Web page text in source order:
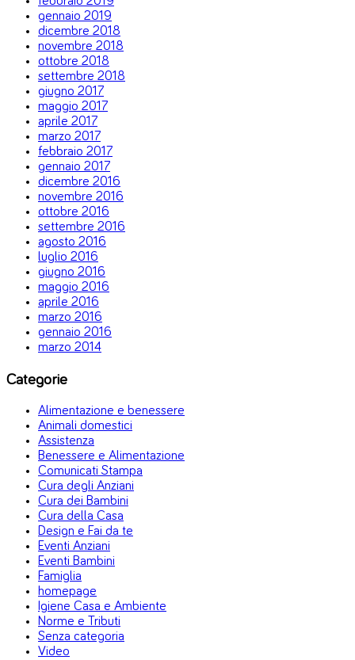
gennaio 2019
dicembre 2018
novembre 2018
ottobre 2018
settembre 2018
giugno 2017
maggio 2017
aprile 2017
marzo 2017
febbraio 2017
gennaio 2017
dicembre 2016
novembre 2016
ottobre 2016
settembre 2016
agosto 2016
luglio 2016
giugno 2016
maggio 2016
aprile 2016
marzo 2016
gennaio 2016
marzo 2014
Categorie
Alimentazione e benessere
Animali domestici
Assistenza
Benessere e Alimentazione
Comunicati Stampa
Cura degli Anziani
Cura dei Bambini
Cura della Casa
Design e Fai da te
Eventi Anziani
Eventi Bambini
Famiglia
homepage
Igiene Casa e Ambiente
Norme e Tributi
Senza categoria
Video